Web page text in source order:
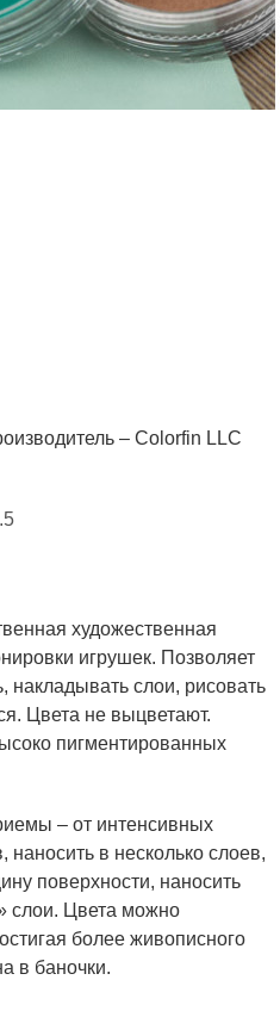
– Colorfin LLC
художественная
игрушек. Позволяет
слои, рисовать
Цвета не выцветают.
пигментированных
– от интенсивных
в несколько слоев,
поверхности, наносить
слои. Цвета можно
более живописного
в баночки.